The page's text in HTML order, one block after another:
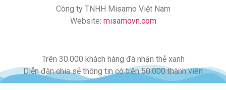
Công ty TNHH Misamo Việt Nam
Website: misamovn.com
Trên 30.000 khách hàng đã nhận thẻ xanh
Diễn đàn chia sẻ thông tin có trên 50.000 thành viên